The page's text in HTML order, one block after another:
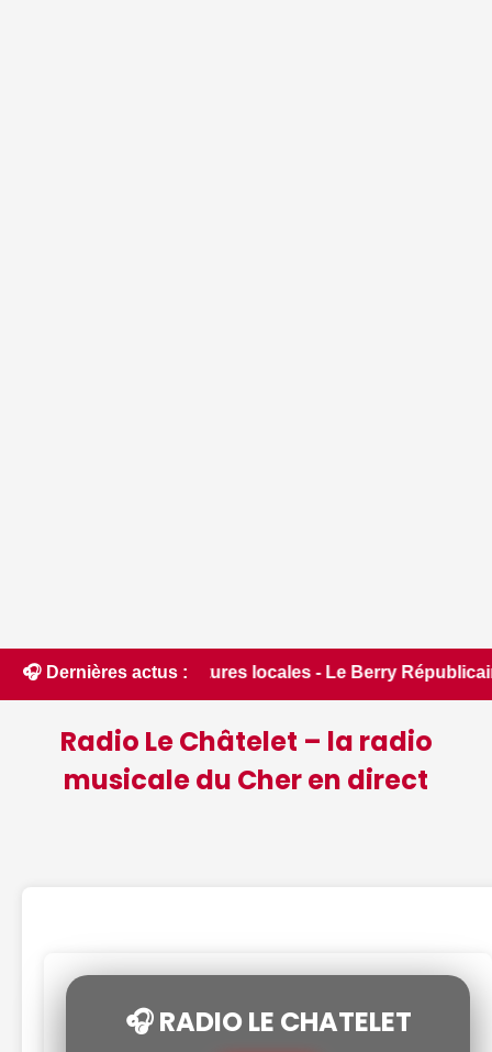
🎧 Dernières actus :locales - Le Berry Républicain • 📰
Radio Le Châtelet – la radio
musicale du Cher en direct
🎧 RADIO LE CHATELET